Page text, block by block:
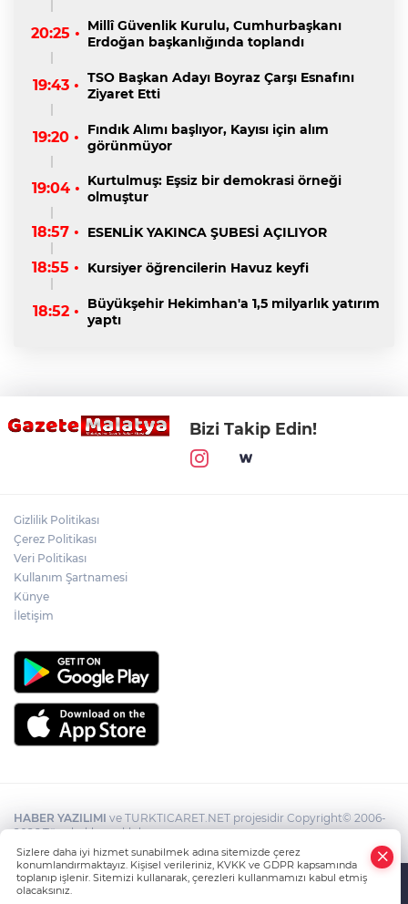
20:25 • Millî Güvenlik Kurulu, Cumhurbaşkanı
Erdoğan başkanlığında toplandı
19:43 • TSO Başkan Adayı Boyraz Çarşı Esnafını
Ziyaret Etti
19:20 •
Fındık Alımı başlıyor, Kayısı için alım
görünmüyor
19:04 • Kurtulmuş: Eşsiz bir demokrasi örneği
olmuştur
18:57 • ESENLİK YAKINCA ŞUBESİ AÇILIYOR
18:55 • Kursiyer öğrencilerin Havuz keyfi
18:52 •
Büyükşehir Hekimhan'a 1,5 milyarlık yatırım
yaptı
Bizi Takip Edin!
Gizlilik Politikası
Çerez Politikası
Veri Politikası
Kullanım Şartnamesi
Künye
İletişim
HABER YAZILIMI ve TURKTICARET.NET projesidir Copyright© 2006-
2026 Tüm hakları saklıdır.
Sizlere daha iyi hizmet sunabilmek adına sitemizde çerez
konumlandırmaktayız. Kişisel verileriniz, KVKK ve GDPR kapsamında
toplanıp işlenir. Sitemizi kullanarak, çerezleri kullanmamızı kabul etmiş
olacaksınız.